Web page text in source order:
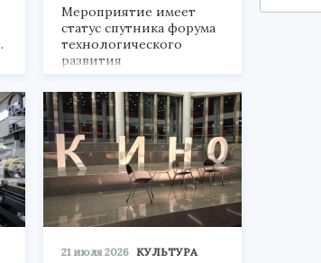
Мероприятие имеет
статус спутника форума
технологического
развития
«Технопром-2026».
21 июля 2026 КУЛЬТУРА